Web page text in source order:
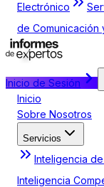
Electrónico
de Comunicación
Inicio de Sesión
Inicio
Sobre Nosotros
Servicios
Inteligencia
Inteligencia